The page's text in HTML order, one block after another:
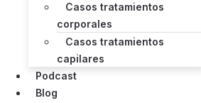
Casos tratamientos
corporales
Casos tratamientos
capilares
Podcast
Blog